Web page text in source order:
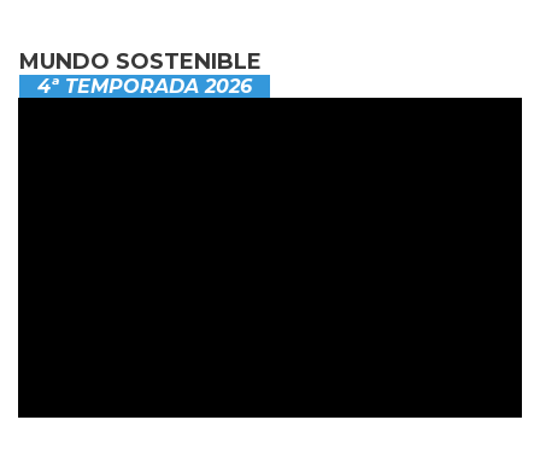
MUNDO SOSTENIBLE
4ª TEMPORADA 2026